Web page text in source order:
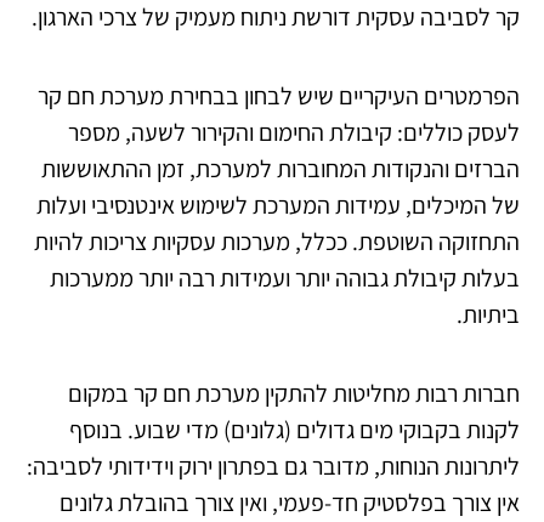
קר לסביבה עסקית דורשת ניתוח מעמיק של צרכי הארגון.
הפרמטרים העיקריים שיש לבחון בבחירת מערכת חם קר
לעסק כוללים: קיבולת החימום והקירור לשעה, מספר
הברזים והנקודות המחוברות למערכת, זמן ההתאוששות
של המיכלים, עמידות המערכת לשימוש אינטנסיבי ועלות
התחזוקה השוטפת. ככלל, מערכות עסקיות צריכות להיות
בעלות קיבולת גבוהה יותר ועמידות רבה יותר ממערכות
ביתיות.
חברות רבות מחליטות להתקין מערכת חם קר במקום
לקנות בקבוקי מים גדולים (גלונים) מדי שבוע. בנוסף
ליתרונות הנוחות, מדובר גם בפתרון ירוק וידידותי לסביבה:
אין צורך בפלסטיק חד-פעמי, ואין צורך בהובלת גלונים